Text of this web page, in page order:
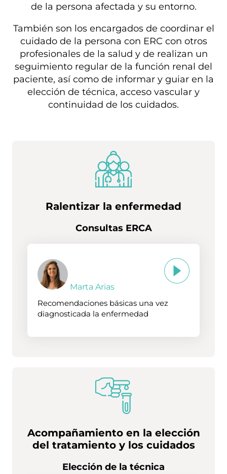
de la persona afectada y su entorno.
También son los encargados de coordinar el
cuidado de la persona con ERC con otros
profesionales de la salud y de realizan un
seguimiento regular de la función renal del
paciente, así como de informar y guiar en la
elección de técnica, acceso vascular y
continuidad de los cuidados.
Ralentizar la enfermedad
Consultas ERCA
Marta Arias
Recomendaciones básicas una vez
diagnosticada la enfermedad
Acompañamiento en la elección
del tratamiento y los cuidados
Elección de la técnica